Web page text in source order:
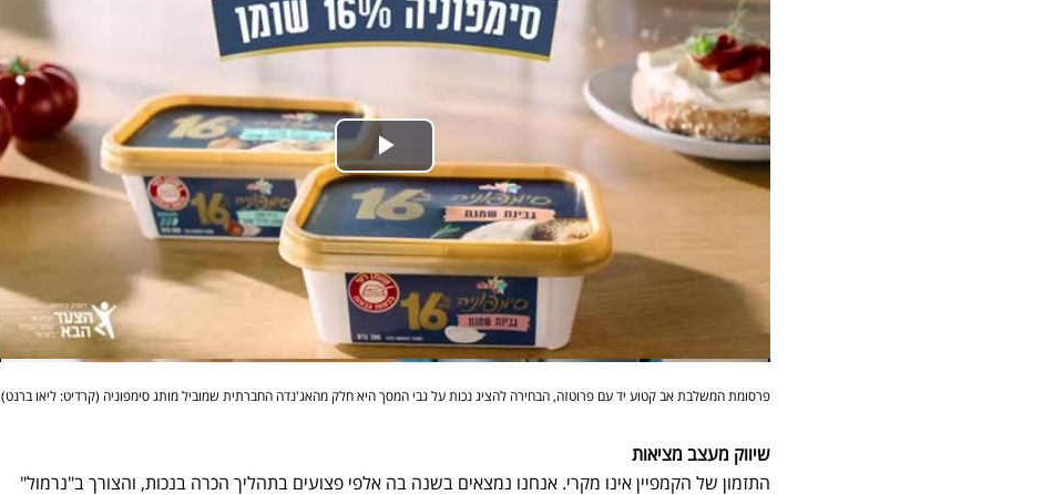
פרסומתהמשלבת אב קטוע יד עם פרוטזה, הבחירה להציג נכות על גבי המסך היא חלק מהאג'נדה החברתית שמוביל מותג סימפוניה (קרדיט: ליאו ברנט)
שיווק מעצב מציאות
התזמון של הקמפיין אינו מקרי. אנחנו נמצאים בשנה בה אלפי פצועים בתהליך הכרה בנכות, והצורך ב"נרמול"